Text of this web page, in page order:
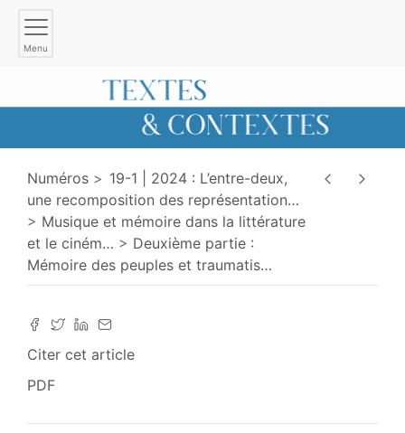
Menu
Numéros
19-1 | 2024 : L’entre-deux,
une recomposition des représentation…
Musique et mémoire dans la littérature
et le ciném…
Deuxième partie :
Mémoire des peuples et traumatis…
Citer cet article
PDF